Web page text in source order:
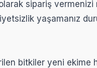
sipariş
yaşamanız
bitkiler yeni ekime